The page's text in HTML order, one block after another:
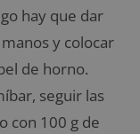
hay que dar
y colocar
de horno.
seguir las
con 100 g de